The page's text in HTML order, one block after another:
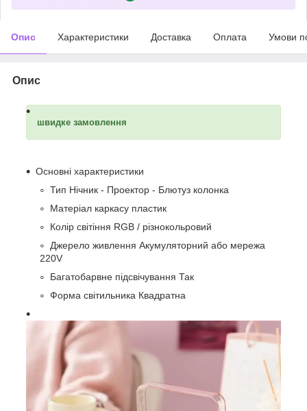
Опис Характеристики Доставка Оплата Умови
Опис
швидке замовлення
Основні характеристики
Тип Нічник - Проектор - Блютуз колонка
Матеріал каркасу пластик
Колір світіння RGB / різнокольровий
Джерело живлення Акумуляторний або мережа
220V
Багатобарвне підсвічування Так
Форма світильника Квадратна